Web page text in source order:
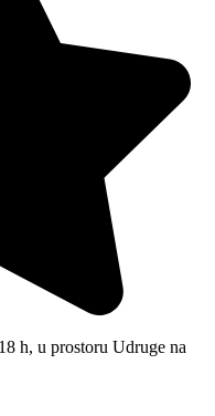
h, u prostoru Udruge na